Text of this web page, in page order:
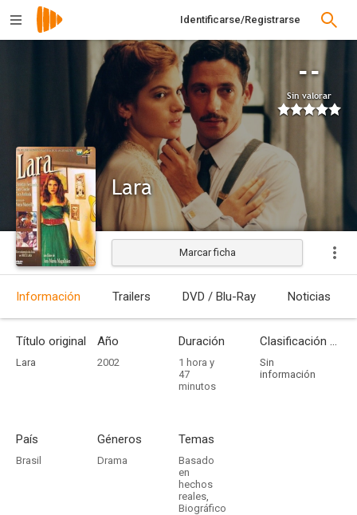
Identificarse/Registrarse
--
Sin valorar
Lara
Estrenada
Marcar ficha
Información Trailers DVD / Blu-Ray Noticias
Título original
Lara
Año
2002
Duración
1 hora y
47
minutos
Clasificación por edades
Sin
información
País
Brasil
Géneros
Drama
Temas
Basado
en
hechos
reales,
Biográfico